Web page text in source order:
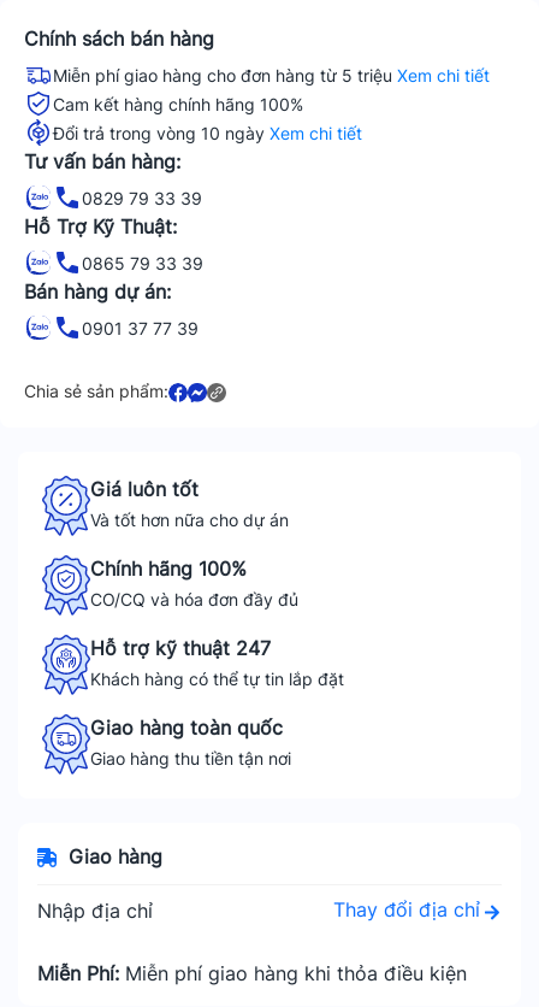
Chính sách bán hàng
Miễn phí giao hàng cho đơn hàng từ 5 triệu Xem chi tiết
Cam kết hàng chính hãng 100%
Đổi trả trong vòng 10 ngày Xem chi tiết
Tư vấn bán hàng:
0829 79 33 39
Hỗ Trợ Kỹ Thuật:
0865 79 33 39
Bán hàng dự án:
0901 37 77 39
Chia sẻ sản phẩm:
Giá luôn tốt
Và tốt hơn nữa cho dự án
Chính hãng 100%
CO/CQ và hóa đơn đầy đủ
Hỗ trợ kỹ thuật 247
Khách hàng có thể tự tin lắp đặt
Giao hàng toàn quốc
Giao hàng thu tiền tận nơi
Giao hàng
Nhập địa chỉ Thay đổi địa chỉ
Miễn Phí: Miễn phí giao hàng khi thỏa điều kiện